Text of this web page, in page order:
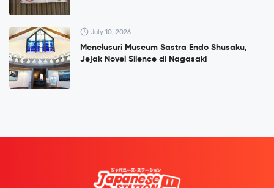
July 10, 2026
Menelusuri Museum Sastra Endō Shūsaku,
Jejak Novel Silence di Nagasaki